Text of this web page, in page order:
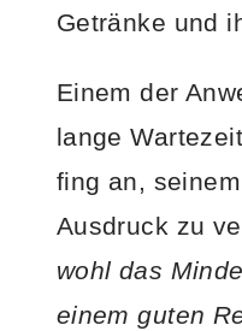
Getränke und
Einem der
lange
fing an,
Ausdruck zu
wohl das
einem guten